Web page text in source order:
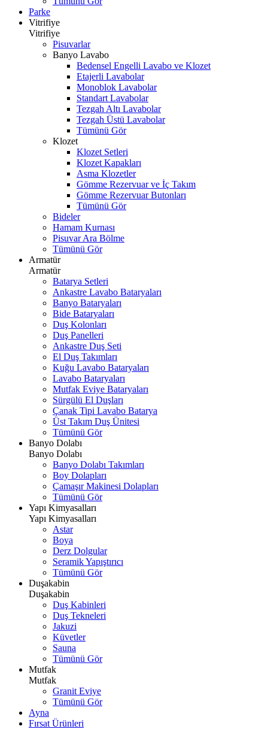
Parke
Vitrifiye
Vitrifiye
Pisuvarlar
Banyo Lavabo
Bedensel Engelli Lavabo ve Klozet
Etajerli Lavabolar
Monoblok Lavabolar
Standart Lavabolar
Tezgah Altı Lavabolar
Tezgah Üstü Lavabolar
Tümünü Gör
Klozet
Klozet Setleri
Klozet Kapakları
Asma Klozetler
Gömme Rezervuar ve İç Takım
Gömme Rezervuar Butonları
Tümünü Gör
Bideler
Hamam Kurnası
Pisuvar Ara Bölme
Tümünü Gör
Armatür
Armatür
Batarya Setleri
Ankastre Lavabo Bataryaları
Banyo Bataryaları
Bide Bataryaları
Duş Kolonları
Duş Panelleri
Ankastre Duş Seti
El Duş Takımları
Kuğu Lavabo Bataryaları
Lavabo Bataryaları
Mutfak Eviye Bataryaları
Sürgülü El Duşları
Çanak Tipi Lavabo Batarya
Üst Takım Duş Ünitesi
Tümünü Gör
Banyo Dolabı
Banyo Dolabı
Banyo Dolabı Takımları
Boy Dolapları
Çamaşır Makinesi Dolapları
Tümünü Gör
Yapı Kimyasalları
Yapı Kimyasalları
Astar
Boya
Derz Dolgular
Seramik Yapıştırıcı
Tümünü Gör
Duşakabin
Duşakabin
Duş Kabinleri
Duş Tekneleri
Jakuzi
Küvetler
Sauna
Tümünü Gör
Mutfak
Mutfak
Granit Eviye
Tümünü Gör
Ayna
Fırsat Ürünleri